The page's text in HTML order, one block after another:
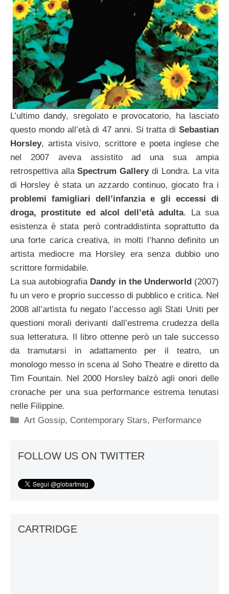
L’ultimo dandy, sregolato e provocatorio, ha lasciato
questo mondoall’età di 47 anni. Si tratta diSebastian
Horsley, artista visivo, scrittore e poeta inglese che
nel 2007 aveva assistito ad una sua ampia
retrospettiva allaSpectrum Gallerydi Londra. La vita
di Horsley è stata un azzardo continuo, giocato fra i
problemi famigliari dell’infanzia e gli eccessi di
droga, prostitute ed alcol dell’età adulta. La sua
esistenza è stata però contraddistinta soprattutto da
una forte carica creativa, in molti l’hanno definito un
artista mediocre ma Horsley era senza dubbio uno
scrittore formidabile.
La sua autobiografia Dandy in the Underworld (2007)
fu un vero e proprio successo di pubblico e critica. Nel
2008 all’artista fu negato l’accesso agli Stati Uniti per
questioni morali derivanti dall’estrema crudezza della
sua letteratura. Il libro ottenne però un tale successo
da tramutarsi in adattamento per il teatro, un
monologo messo in scena al Soho Theatre e diretto da
Tim Fountain. Nel 2000 Horsley balzò agli onori delle
cronache per una sua performance estrema tenutasi
nelle Filippine.
Categorie
Art Gossip, Contemporary Stars, Performance
FOLLOW US ON TWITTER
CARTRIDGE